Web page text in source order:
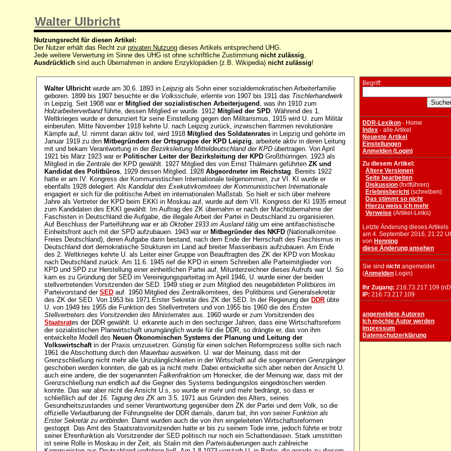
Walter Ulbricht
Nutzungsrecht für diesen Artikel:
Der Nutzer erhält das Recht zurprivaten Nutzung dieses Artikels entsprechend UHG.
Jede weitere Verwertung im Sinne des UHG ist ohne schriftliche Zustimmungnicht zulässig
Ausdrücklich sind auch Übernahmen in andere Enzyklopädien (z.B. Wikipedia)nicht zulässig!
Walter Ulbrichtwurde am 30.6. 1893 inLeipzig als Sohn einer sozialdemokratischen Arbeiterfamilie
geboren. 1899 bis 1907 besuchte er die Volksschule , erlernte von 1907 bis 1911 das Tischlerhandwerk
in Leipzig. Seit 1908 war er Mitglied der sozialistischen Arbeiterjugend
, was ihn 1910 zum
Holzarbeiterverbandführte, dessen Mitglied er wurde. 1912 Mitglied der SPD . Während des 1.
Weltkrieges wurde er denunziert für seine Einstellung gegen den Militarismus, 1915 wird U. zum Militär
einberufen. Mitte November 1918 kehrte U. nach Leipzig zurück, inzwischen flammen revolutionäre
Kämpfe auf, U. nimmt daran aktiv teil, wird 1918 Mitglied des Soldatenrates in Leipzig und gehörte im
Januar 1919 zu den Mitbegründern der Ortsgruppe der KPD Leipzig , arbeitete aktiv in deren Leitung
mit und bekam Verantwortung in derBezirksleitung Mitteldeutschland der KPD übertragen. Von April
1921 bis März 1923 war er Politischer Leiter der Bezirksleitung der KPD Großthüringen. 1923 als
Mitglied in die Zentrale der KPD gewählt. 1927 Mitglied des von Ernst Thälmann geführtenZK und
Kandidat des Politbüros , 1929 dessen Mitglied. 1928Abgeordneter im Reichstag . Bereits 1922
hatte er am IV. Kongress der Kommunistischen Internationale teilgenommen, zur VI. KI wurde er
ebenfalls 1928 delegiert. AlsKandidat des Exekutivkomitees der Kommunistischen Internationale
engagiert er sich für die politische Arbeit im internationalen Maßstab. So hielt er sich über mehrere
Jahre als Vertreter der KPD beim EKKI in Moskau auf, wurde auf dem VII. Kongress der KI 1935 erneut
zum Kandidaten des EKKI gewählt. Im Auftrag des ZK übernahm er nach der Machtübernahme der
Faschisten in Deutschland die Aufgabe, die illegale Arbeit der Partei in Deutschland zu organisieren.
Auf Beschluss der Parteiführung war er abOktober 1933 im Ausland tätig um eine antifaschistische
Einheitsfront auch mit der SPD aufzubauen. 1943 war er Mitbegründer des NKFD (Nationalkomitee
Freies Deutschland), deren Aufgabe darin bestand, nach dem Ende der Herrschaft des Faschismus in
Deutschland dort demokratische Strukturen im Land auf breiter Massenbasis aufzubauen. Am Ende
des 2. Weltkrieges kehrte U. als Leiter einer Gruppe von Beauftragten des ZK der KPD von Moskau
nach Deutschland zurück. Am 11.6. 1945 rief die KPD in einem Schreiben alle Parteimitglieder von
KPD und SPD zur Herstellung einer einheitlichen Partei auf, Mitunterzeichner dieses Aufrufs war U. So
kam es zu Gründung der SED im Vereinigungsparteitag im April 1946, U. wurde einer der beiden
stellvertretenden Vorsitzenden der SED. 1949 stieg er zum Mitglied des neugebildeten Politbüros im
Parteivorstand derSED auf. 1950 Mitglied des Zentralkomitees, des Politbüros und Generalsekretär
des ZK der SED. Von 1953 bis 1971 Erster Sekretär des ZK der SED. In der Regierung der DDR übte
U. von 1949 bis 1955 die Funktion des Stellvertreters und von 1955 bis 1960 die desErsten
Stellvertreters des Vorsitzenden des Ministerrates aus. 1960 wurde er zum Vorsitzenden des
Staatsrates der DDR gewählt. U. erkannte auch in den sechziger Jahren, dass eine Wirtschaftsreform
der sozialistischen Planwirtschaft unumgänglich wurde für die DDR, so drängte er, das von ihm
entwickelte Modell des Neuen Ökonomischen Systems der Planung und Leitung der
Volkswirtschaftin der Praxis umzusetzen. Günstig für einen solchen Reformprozess sollte sich nach
1961 die Abschottung durch denMauerbau auswirken. U. war der Meinung, dass mit der
Grenzschließung nicht mehr alle Unzulänglichkeiten in der Wirtschaft auf die sogenanntenGrenzgänger
geschoben werden konnten, die gab es ja nicht mehr. Dabei entwickelte sich aber neben der Ansicht U.
auch eine andere, die der sogenanntenFalkenfraktion um Honecker, die der Meinung war, dass mit der
Grenzschließung nun endlich auf die Gegner des Systems bedingungslos eingedroschen werden
konnte. Das war aber nicht die Ansicht U.s, so wurde er mehr und mehr bedrängt, so dass er
schließlich auf der 16. Tagung des ZK am 3.5. 1971 aus Gründen des Alters, seines
Gesundheitszustandes und seiner Verantwortung gegenüber dem ZK der Partei und dem Volk, so die
offizielle Verlautbarung der Führungselite der DDR damals, darum bat, ihnvon seiner Funktion als
Erster Sekretär zu entbinden . Damit wurden auch die von ihm eingeleiteten Wirtschaftsreformen
gestoppt. Das Amt des Staatsratsvorsitzenden hatte er bis zu seinem Tode inne, jedoch führte er trotz
seiner Ehrenfunktion als Vorsitzender der SED politisch nur noch ein Schattendasein. Stark umstritten
ist seine Rolle in Moskau in der Zeit, als Stalin mit denParteisäuberungen auch zahlreiche
Begriff:
DDR-Lexikon - Home
Index - alle Artikel
Neueste Artikel
Einstellungen
Anmelden (Login)
Zu diesem Artikel:
Ältere Versionen
Seite bearbeiten
Diskussion (fortführen)
Erlebnisbericht (schreiben)
Das stimmt so nicht
Hierzu weiss ich mehr
Verweise (Artikel-Links)
Letzte Änderung dieses Artikels
am 4. September 2016, 21:22
vonHenning
diese Änderung ansehen
Sie sindnicht angemeldet.
(Anmelden Login)
Ihr Zugang: 216.73.217.109
IP: 216.73.217.109
angemeldete Autoren
Ich möchte Autor werden
Impressum
Datenschutzerklärung